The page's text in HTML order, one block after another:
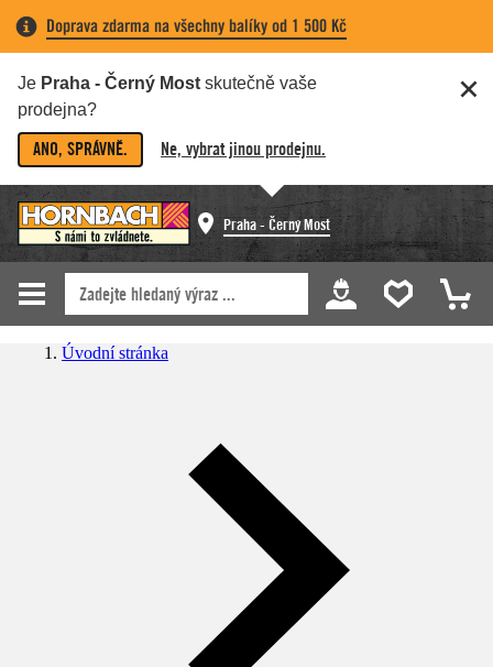
Doprava zdarma na všechny balíky od 1 500 Kč
Je Praha - Černý Most skutečně vaše
prodejna?
ANO, SPRÁVNĚ. Ne, vybrat jinou prodejnu.
Praha - Černý Most
Úvodní stránka